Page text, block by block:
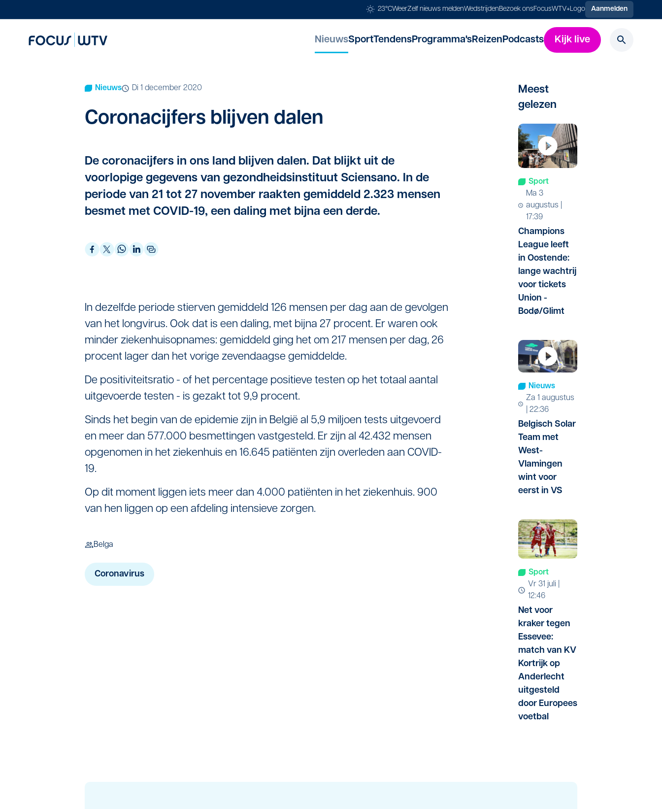
23°CWeerZelf nieuws meldenWedstrijdenBezoek onsFocusWTV+Logo Aanmelden
NieuwsSportTendensProgramma'sReizenPodcasts Kijk live
Nieuws di 1 december 2020
Corona­cij­fers blij­ven dalen
De coronacijfers in ons land blijven dalen. Dat blijkt uit de
voorlopige gegevens van gezondheidsinstituut Sciensano. In de
periode van 21 tot 27 november raakten gemiddeld 2.323 mensen
besmet met COVID-19, een daling met bijna een derde.
In dezelfde periode stierven gemiddeld 126 mensen per dag aan de gevolgen
van het longvirus. Ook dat is een daling, met bijna 27 procent. Er waren ook
minder ziekenhuisopnames: gemiddeld ging het om 217 mensen per dag, 26
procent lager dan het vorige zevendaagse gemiddelde.
De positiviteitsratio - of het percentage positieve testen op het totaal aantal
uitgevoerde testen - is gezakt tot 9,9 procent.
Sinds het begin van de epidemie zijn in België al 5,9 miljoen tests uitgevoerd
en meer dan 577.000 besmettingen vastgesteld. Er zijn al 42.432 mensen
opgenomen in het ziekenhuis en 16.645 patiënten zijn overleden aan COVID-
19.
Op dit moment liggen iets meer dan 4.000 patiënten in het ziekenhuis. 900
van hen liggen op een afdeling intensieve zorgen.
Belga
Coronavirus
Meest
gelezen
Sport
ma 3
augustus |
17:39
Champions
League leeft
in Oostende:
lange wachtrij
voor tickets
Union -
Bodø/Glimt
Nieuws
za 1 augustus
| 22:36
Belgisch Solar
Team met
West-
Vlamingen
wint voor
eerst in VS
Sport
vr 31 juli |
12:46
Net voor
kraker tegen
Essevee:
match van KV
Kortrijk op
Anderlecht
uitgesteld
door Europees
voetbal